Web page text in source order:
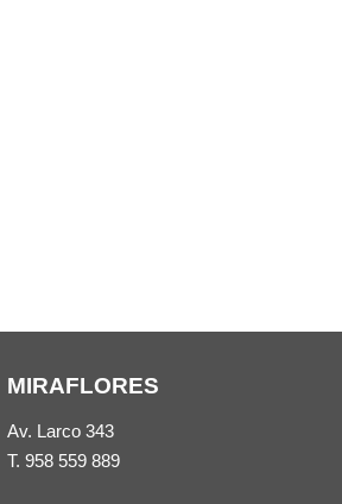
MIRAFLORES
Av. Larco 343
T. 958 559 889